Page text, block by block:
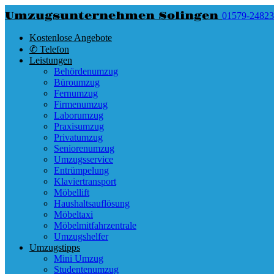
Umzugsunternehmen Solingen 01579-
Kostenlose Angebote
✆ Telefon
Leistungen
Behördenumzug
Büroumzug
Fernumzug
Firmenumzug
Laborumzug
Praxisumzug
Privatumzug
Seniorenumzug
Umzugsservice
Entrümpelung
Klaviertransport
Möbellift
Haushaltsauflösung
Möbeltaxi
Möbelmitfahrzentrale
Umzugshelfer
Umzugstipps
Mini Umzug
Studentenumzug